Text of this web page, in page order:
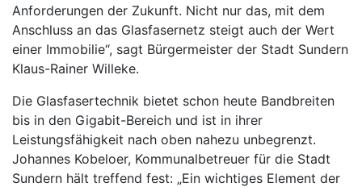
Anforderungen der Zukunft. Nicht nur das, mit dem
Anschluss an das Glasfasernetz steigt auch der Wert
einer Immobilie“, sagt Bürgermeister der Stadt Sundern
Klaus-Rainer Willeke.
Die Glasfasertechnik bietet schon heute Bandbreiten
bis in den Gigabit-Bereich und ist in ihrer
Leistungsfähigkeit nach oben nahezu unbegrenzt.
Johannes Kobeloer, Kommunalbetreuer für die Stadt
Sundern hält treffend fest: „Ein wichtiges Element der